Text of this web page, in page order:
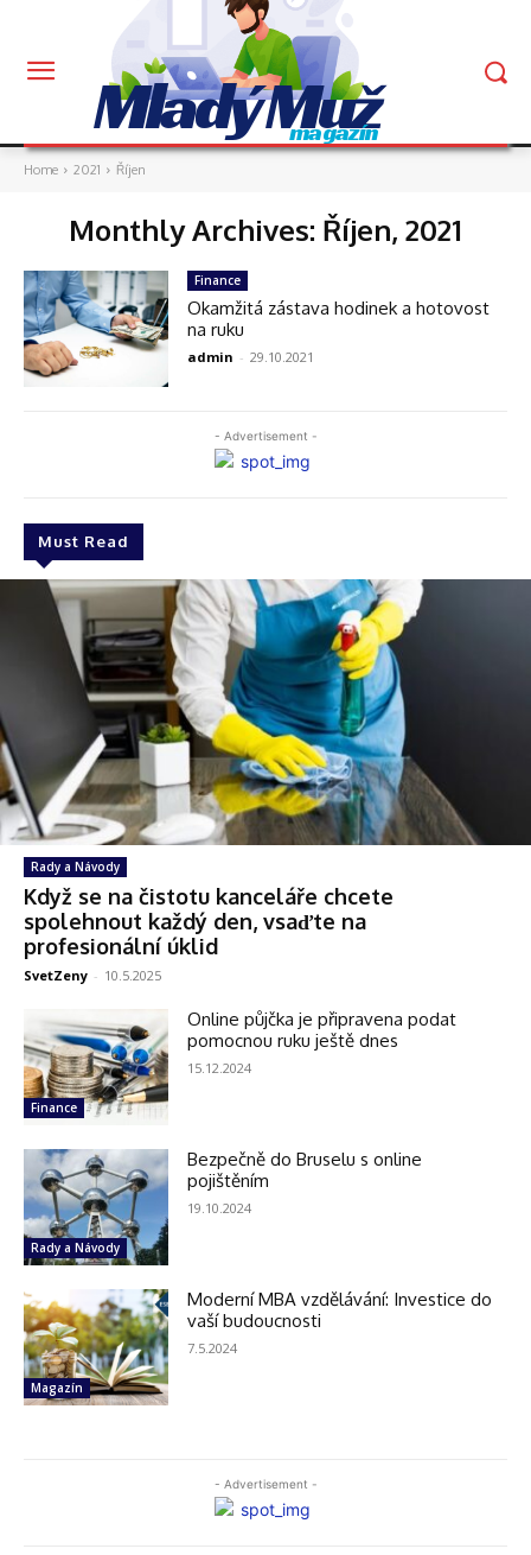
Mladý Muž
magazín
Home 2021 Říjen
Monthly Archives: Říjen, 2021
- Advertisement -
Must Read
Rady a Návody
Když se na čistotu kanceláře chcete
spolehnout každý den, vsaďte na
profesionální úklid
SvetZeny - 10.5.2025
Finance
Online půjčka je připravena podat
pomocnou ruku ještě dnes
15.12.2024
Rady a Návody
Bezpečně do Bruselu s online
pojištěním
19.10.2024
Magazín
Moderní MBA vzdělávání: Investice do
vaší budoucnosti
7.5.2024
Finance
Okamžitá zástava hodinek a hotovost
na ruku
admin - 29.10.2021
- Advertisement -